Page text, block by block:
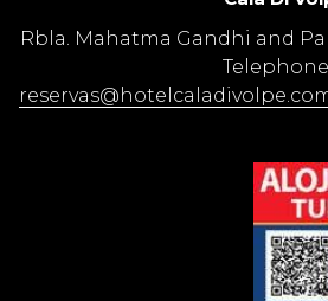
Rbla. Mahatma Gandhi and